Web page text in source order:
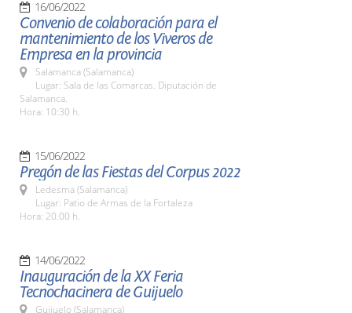
16/06/2022
Convenio de colaboración para el
mantenimiento de los Viveros de
Empresa en la provincia
Salamanca (Salamanca)
Lugar: Sala de las Comarcas. Diputación de
Salamanca.
Hora: 10:30 h.
15/06/2022
Pregón de las Fiestas del Corpus 2022
Ledesma (Salamanca)
Lugar: Patio de Armas de la Fortaleza
Hora: 20.00 h.
14/06/2022
Inauguración de la XX Feria
Tecnochacinera de Guijuelo
Guijuelo (Salamanca)